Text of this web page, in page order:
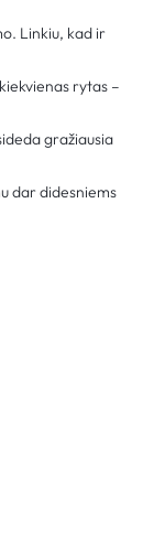
Linkiu, kad ir
rytas –
gražiausia
dar didesniems